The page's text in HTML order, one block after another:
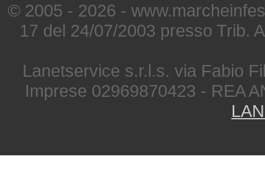
© 2005 - 2026 -
17 del 24/07/2003 presso Trib.
Lanetservice s.r.l.s. via Fabio
Imprese 02969870423 - REA